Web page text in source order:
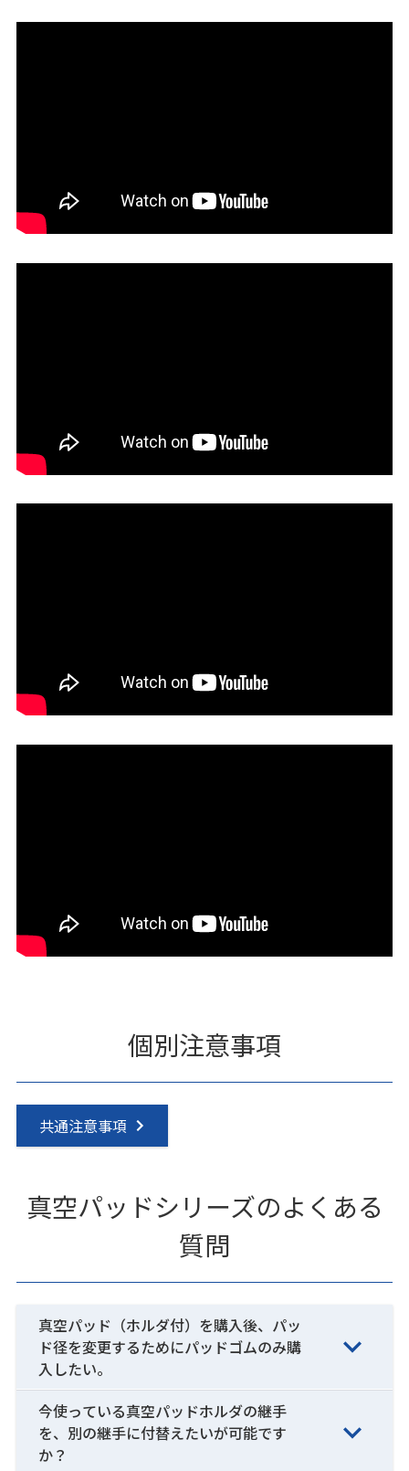
個別注意事項
共通注意事項
真空パッドシリーズのよくある
質問
真空パッド（ホルダ付）を購入後、パッ
ド径を変更するためにパッドゴムのみ購
入したい。
今使っている真空パッドホルダの継手
を、別の継手に付替えたいが可能です
か？